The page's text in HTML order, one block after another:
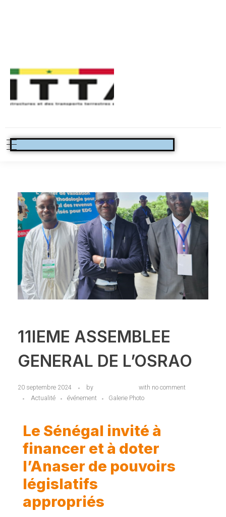
11IEME ASSEMBLEE
GENERAL DE L’OSRAO
20 septembre 2024 by with no comment
Actualité
événement Galerie Photo
Le Sénégal invité à
financer et à doter
l’Anaser de pouvoirs
législatifs
appropriés